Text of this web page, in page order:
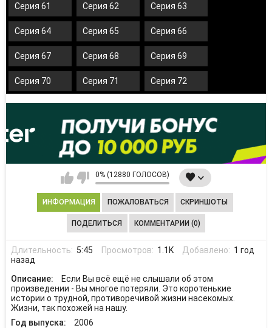
Серия 61 Серия 62 Серия 63
Серия 64 Серия 65 Серия 66
Серия 67 Серия 68 Серия 69
Серия 70 Серия 71 Серия 72
0% (12880 ГОЛОСОВ)
ИНФОРМАЦИЯ ПОЖАЛОВАТЬСЯ СКРИНШОТЫ
ПОДЕЛИТЬСЯ КОММЕНТАРИИ (0)
Длительность: 5:45 Просмотров: 1.1K Добавлено: 1 год
назад
Описание:
Если Вы всё ещё не слышали об этом
произведении - Вы многое потеряли. Это коротенькие
истории о трудной, противоречивой жизни насекомых.
Жизни, так похожей на нашу.
Год выпуска:
2006